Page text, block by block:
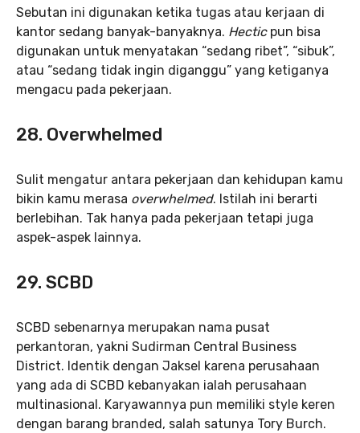
Sebutan ini digunakan ketika tugas atau kerjaan di
kantor sedang banyak-banyaknya. Hecticpun bisa
digunakan untuk menyatakan “sedang ribet”, “sibuk”,
atau “sedang tidak ingin diganggu” yang ketiganya
mengacu pada pekerjaan.
28. Overwhelmed
Sulit mengatur antara pekerjaan dan kehidupan kamu
bikin kamu merasa overwhelmed. Istilah ini berarti
berlebihan. Tak hanya pada pekerjaan tetapi juga
aspek-aspek lainnya.
29. SCBD
SCBD sebenarnya merupakan nama pusat
perkantoran, yakni Sudirman Central Business
District. Identik dengan Jaksel karena perusahaan
yang ada di SCBD kebanyakan ialah perusahaan
multinasional. Karyawannya pun memiliki style keren
dengan barang branded, salah satunya Tory Burch.